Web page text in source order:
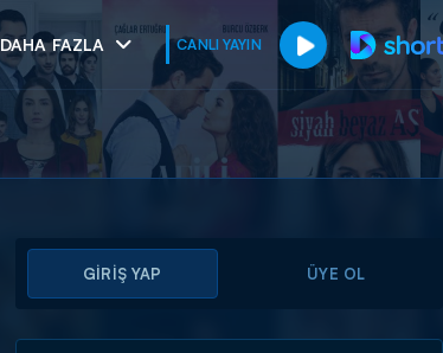
DAHA FAZLA CANLI YAYIN
GİRİŞ YAP ÜYE OL